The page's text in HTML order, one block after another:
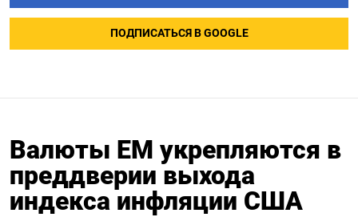
ПОДПИСАТЬСЯ В GOOGLE
Валюты EM укрепляются в
преддверии выхода
индекса инфляции США